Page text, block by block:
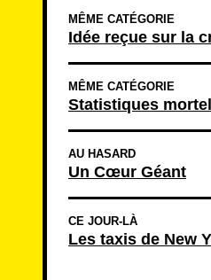
MÊME CATÉGORIE
Idée reçue sur la
MÊME CATÉGORIE
Statistiques
AU HASARD
Un Cœur Géant
CE JOUR-LÀ
Les taxis de New